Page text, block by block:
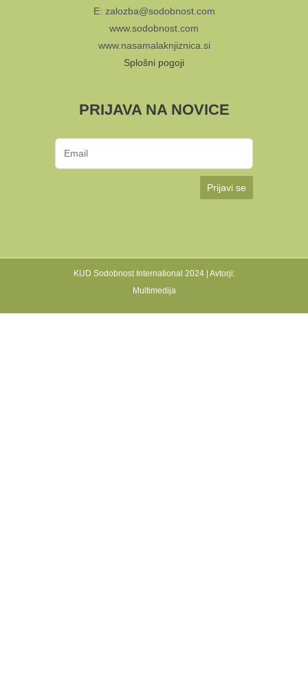
E: zalozba@sodobnost.com
www.sodobnost.com
www.nasamalaknjiznica.si
Splošni pogoji
PRIJAVA NA NOVICE
Prijavi se
KUD Sodobnost International 2024 | Avtorji:
Multimedija